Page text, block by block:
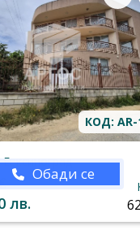
КОД: AR-
лв.
Обади се